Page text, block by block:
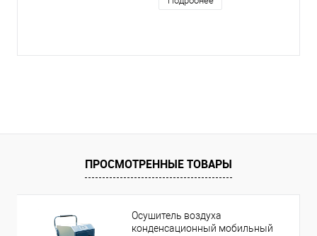
ПРОСМОТРЕННЫЕ ТОВАРЫ
Осушитель воздуха
конденсационный мобильный